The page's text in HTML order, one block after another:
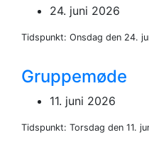
24. juni 2026
Tidspunkt: Onsdag den 24.
Gruppemøde
11. juni 2026
Tidspunkt: Torsdag den 11.